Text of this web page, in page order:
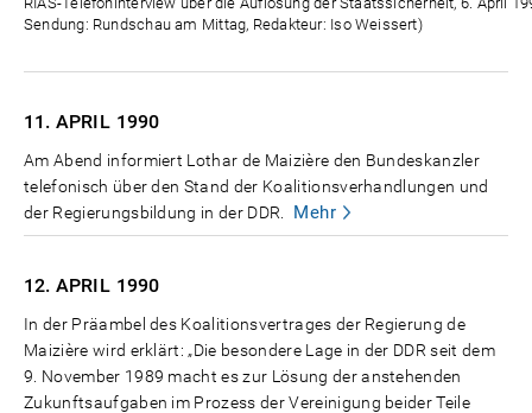
Sendung: Rundschau am Mittag, Redakteur: Iso Weissert)
11. APRIL 1990
Am Abend informiert Lothar de Maizière den Bundeskanzler
telefonisch über den Stand der Koalitionsverhandlungen und
der Regierungsbildung in der DDR.
Mehr
12. APRIL 1990
In der Präambel des Koalitionsvertrages der Regierung de
Maizière wird erklärt: „Die besondere Lage in der DDR seit dem
9. November 1989 macht es zur Lösung der anstehenden
Zukunftsaufgaben im Prozess der Vereinigung beider Teile